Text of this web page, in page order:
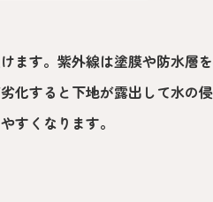
ます。紫外線は塗膜や防水層
化すると下地が露出して水の
すくなります。